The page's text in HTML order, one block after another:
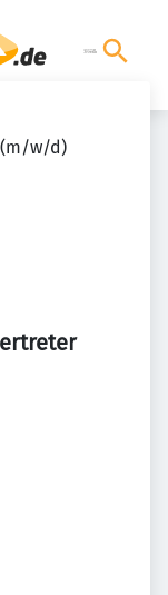
w/d)